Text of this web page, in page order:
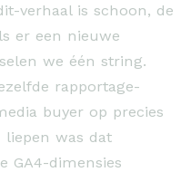
verhaal is schoon, de
er een nieuwe
we één string.
rapportage-
buyer op precies
liepen was dat
GA4-dimensies